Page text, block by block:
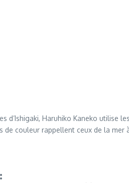
d’Ishigaki, Haruhiko Kaneko utilise
de couleur rappellent ceux de la mer